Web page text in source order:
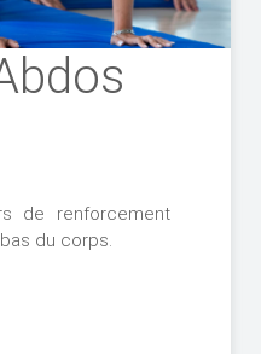
de renforcement
du corps.